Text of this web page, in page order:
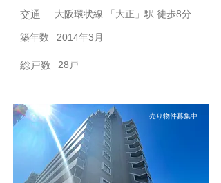
交通 大阪環状線 「大正」駅 徒歩8分
築年数 2014年3月
総戸数 28戸
売り物件募集中